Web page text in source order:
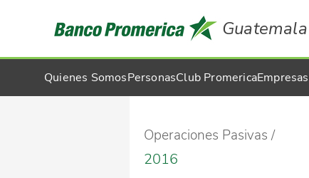
Guatemala
Quienes SomosPersonasClub PromericaEmpresas
Operaciones Pasivas
2016